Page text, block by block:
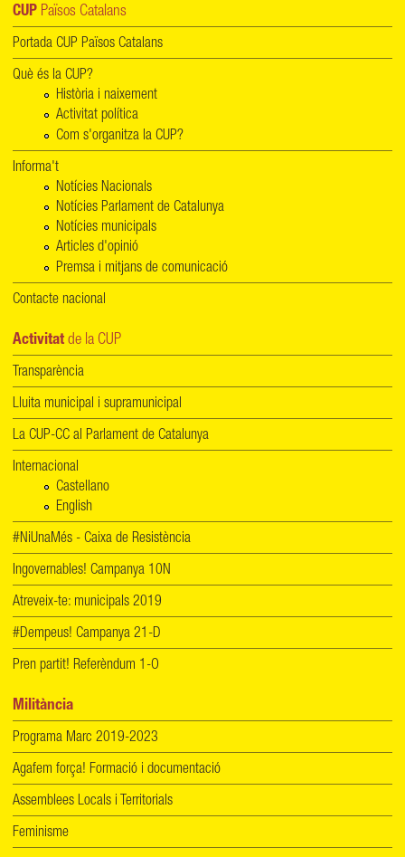
CUP Països Catalans
Portada CUP Països Catalans
Què és la CUP?
Història i naixement
Activitat política
Com s'organitza la CUP?
Informa't
Notícies Nacionals
Notícies Parlament de Catalunya
Notícies municipals
Articles d'opinió
Premsa i mitjans de comunicació
Contacte nacional
Activitat de la CUP
Transparència
Lluita municipal i supramunicipal
La CUP-CC al Parlament de Catalunya
Internacional
Castellano
English
#NiUnaMés - Caixa de Resistència
Ingovernables! Campanya 10N
Atreveix-te: municipals 2019
#Dempeus! Campanya 21-D
Pren partit! Referèndum 1-O
Militància
Programa Marc 2019-2023
Agafem força! Formació i documentació
Assemblees Locals i Territorials
Feminisme